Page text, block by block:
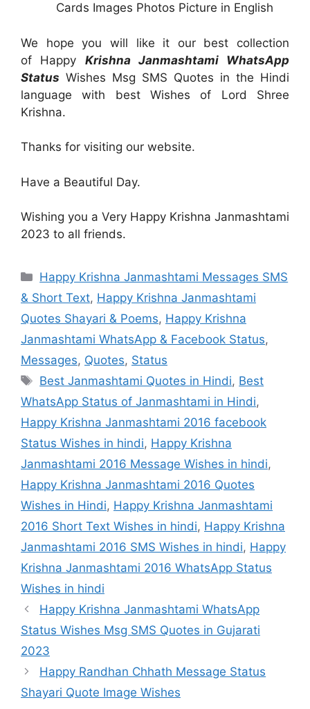
Cards Images Photos Picture in English
We hope you will like it our best collection
of Happy Krishna Janmashtami WhatsApp
Status Wishes Msg SMS Quotes in the Hindi
language with best Wishes of Lord Shree
Krishna.
Thanks for visiting our website.
Have a Beautiful Day.
Wishing you a Very Happy Krishna Janmashtami
2023 to all friends.
Categories
Happy Krishna Janmashtami Messages SMS
& Short Text, Happy Krishna Janmashtami
Quotes Shayari & Poems, Happy Krishna
Janmashtami WhatsApp & Facebook Status,
Messages, Quotes, Status
Tags
Best Janmashtami Quotes in Hindi, Best
WhatsApp Status of Janmashtami in Hindi,
Happy Krishna Janmashtami 2016 facebook
Status Wishes in hindi, Happy Krishna
Janmashtami 2016 Message Wishes in hindi,
Happy Krishna Janmashtami 2016 Quotes
Wishes in Hindi, Happy Krishna Janmashtami
2016 Short Text Wishes in hindi, Happy Krishna
Janmashtami 2016 SMS Wishes in hindi, Happy
Krishna Janmashtami 2016 WhatsApp Status
Wishes in hindi
Happy Krishna Janmashtami WhatsApp
Status Wishes Msg SMS Quotes in Gujarati
2023
Happy Randhan Chhath Message Status
Shayari Quote Image Wishes